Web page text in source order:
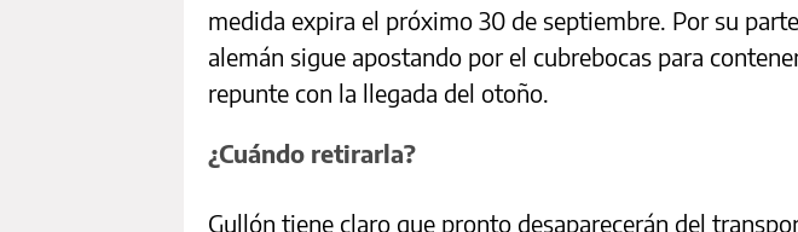
medida expira el próximo 30 de septiembre. Por su
alemán sigue apostando por el cubrebocas para
repunte con la llegada del otoño.
¿Cuándo retirarla?
Gullón tiene claro que pronto desaparecerán del